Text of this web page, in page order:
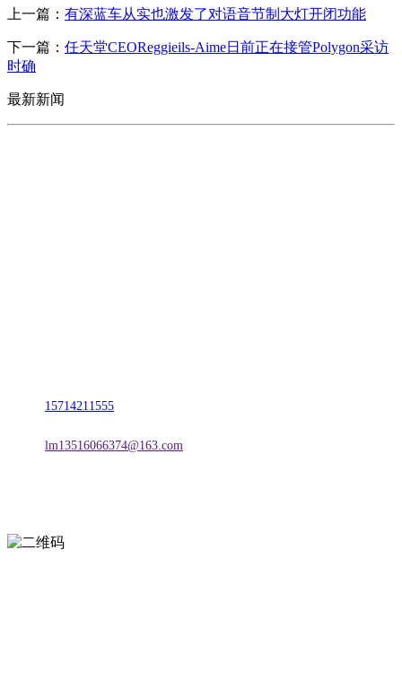
上一篇： 有深蓝车从实也激发了对语音节制大灯开闭功能
下一篇： 任天堂CEOReggieils-Aime日前正在接管Polygon采访
时确
最新新闻
15714211555
lm13516066374@163.com